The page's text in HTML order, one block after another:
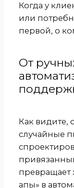
Когда у
или
первой, о
От
Как видите,
случайные
превращает
апы» в